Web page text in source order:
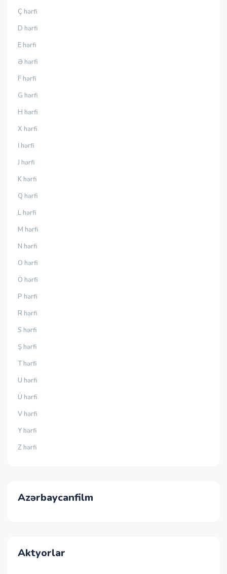
Ç hərfi
D hərfi
E hərfi
Ə hərfi
F hərfi
G hərfi
H hərfi
X hərfi
İ hərfi
J hərfi
K hərfi
Q hərfi
L hərfi
M hərfi
N hərfi
O hərfi
Ö hərfi
P hərfi
R hərfi
S hərfi
Ş hərfi
T hərfi
U hərfi
Ü hərfi
V hərfi
Y hərfi
Z hərfi
Azərbaycanfilm
Aktyorlar